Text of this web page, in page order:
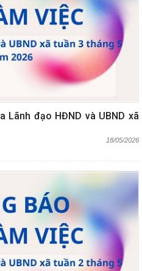
Lãnh đạo HĐND và UBND xã
18/05/2026